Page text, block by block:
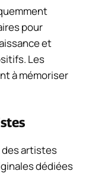
pour
et
Les
à mémoriser
des artistes
dédiées